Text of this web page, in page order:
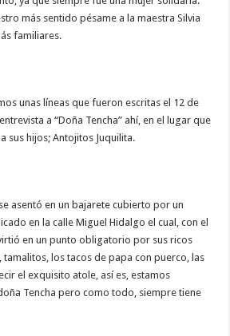
más sentido pésame a la maestra Silvia
familiares.
unas líneas que fueron escritas el 12 de
a “Doña Tencha” ahí, en el lugar que
sus hijos; Antojitos Juquilita.
se asentó en un bajarete cubierto por un
en la calle Miguel Hidalgo el cual, con el
en un punto obligatorio por sus ricos
tamalitos, los tacos de papa con puerco, las
el exquisito atole, así es, estamos
Tencha pero como todo, siempre tiene